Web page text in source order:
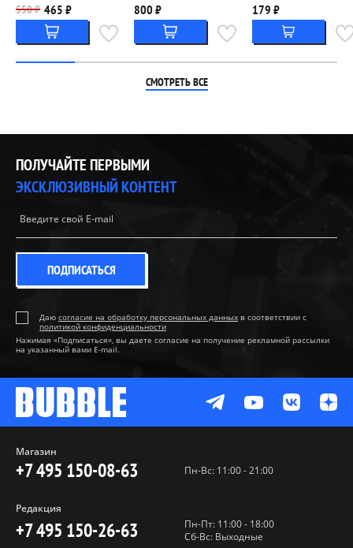
550 ₽ 465 ₽ 800 ₽ 179 ₽
СМОТРЕТЬ ВСЕ
ПОЛУЧАЙТЕ ПЕРВЫМИ
ЭКСКЛЮЗИВНЫЙ КОНТЕНТ
ПОДПИСАТЬСЯ
Даю согласие на обработку персональных данных в соответствии с
политикой конфиденциальности
Нажимая «Подписаться», вы даете согласие на получение рекламной рассылки
на указанный вами E-mail.
Магазин
+7 495 150-08-63 Пн-Вс: 11:00 - 21:00
Редакция
+7 495 150-26-63
Пн-Пт: 11:00 - 18:00
Сб-Вс: Выходные